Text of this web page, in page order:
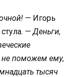
— Игорь
— Деньги,
поможем ему,
тысяч